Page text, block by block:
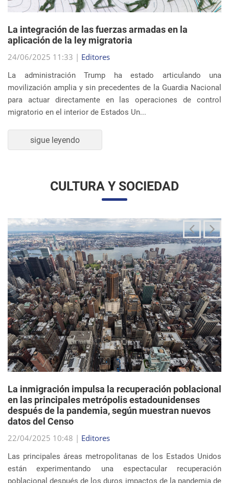
movilización amplia y sin precedentes de la Guardia Nacional
migratorio en el interior de Estados Un...
sigue leyendo
CULTURA Y SOCIEDAD
La inmigración impulsa la recuperación poblacional
en las principales metrópolis estadounidenses
después de la pandemia, según muestran nuevos
datos del Censo
22/04/2025 10:48 |Editores
están experimentando una espectacular recuperación
poblacional después de los duros impactos de la pandemia de
COVID-19, y el principal impulsor de est...
sigue leyendo
EVENTOS